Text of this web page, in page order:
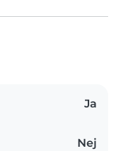
Ja
Nej